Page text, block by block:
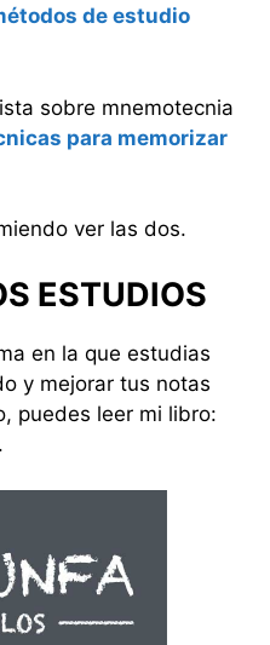
de estudio
sobre mnemotecnia
para memorizar
ver las dos.
ESTUDIOS
en la que estudias
y mejorar tus notas
puedes leer mi libro:
.